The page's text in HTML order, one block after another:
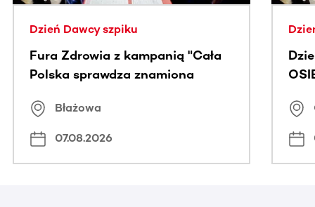
Dzień Dawcy szpiku
Fura Zdrowia z kampanią "Cała
Polska sprawdza znamiona
Błażowa
07.08.2026